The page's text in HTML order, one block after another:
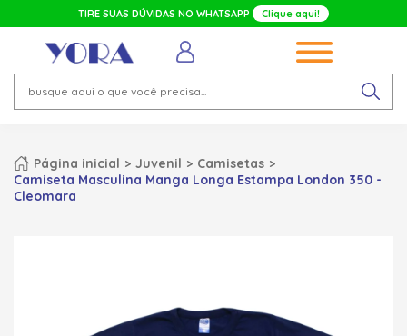
TIRE SUAS DÚVIDAS NO WHATSAPP Clique aqui!
Página inicial Juvenil
Camisetas
Camiseta Masculina Manga Longa Estampa London 350 -
Cleomara